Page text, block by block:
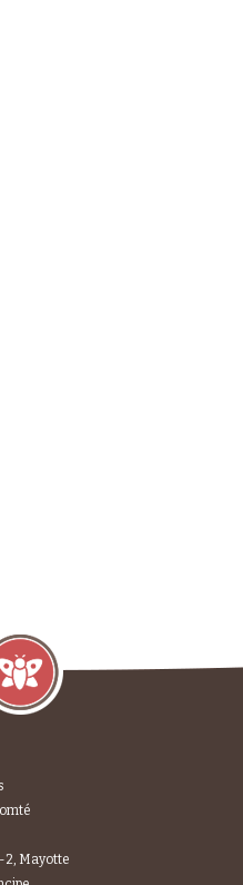
2, Mayotte